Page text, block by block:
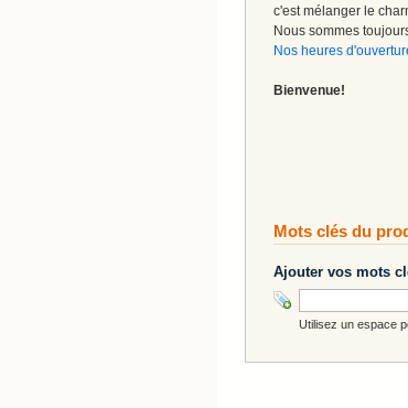
c'est mélanger le
Nous sommes
Nos heures
Bienvenue!
Mots clés du
Ajouter vos mots
Utilisez un espace